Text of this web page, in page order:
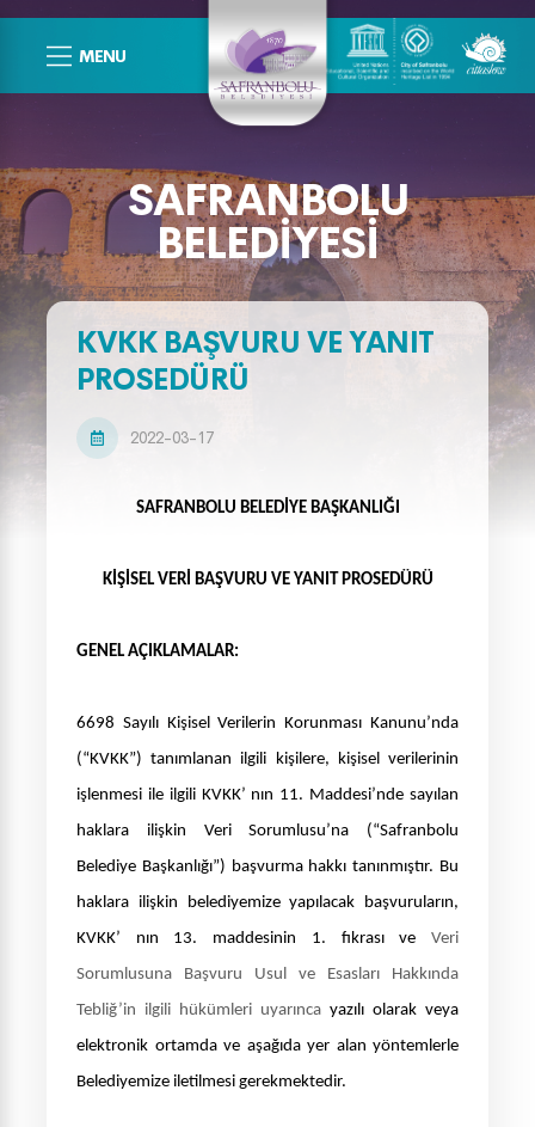
MENU
SAFRANBOLU
BELEDIYESI
KVKK BAŞVURU VE YANIT
PROSEDÜRÜ
2022-03-17
SAFRANBOLU BELEDİYE BAŞKANLIĞI
KİŞİSEL VERİ BAŞVURU VE YANIT PROSEDÜRÜ
GENEL AÇIKLAMALAR:
6698 Sayılı Kişisel Verilerin Korunması Kanunu’nda
(“KVKK”) tanımlanan ilgili kişilere, kişisel verilerinin
işlenmesi ile ilgili KVKK’ nın 11. Maddesi’nde sayılan
haklara ilişkin Veri Sorumlusu’na (“Safranbolu
Belediye Başkanlığı”) başvurma hakkı tanınmıştır. Bu
haklara ilişkin belediyemize yapılacak başvuruların,
KVKK’ nın 13. maddesinin 1. fıkrası ve Veri
Sorumlusuna Başvuru Usul ve Esasları Hakkında
Tebliğ’in ilgili hükümleri uyarınca yazılı olarak veya
elektronik ortamda ve aşağıda yer alan yöntemlerle
Belediyemize iletilmesi gerekmektedir.